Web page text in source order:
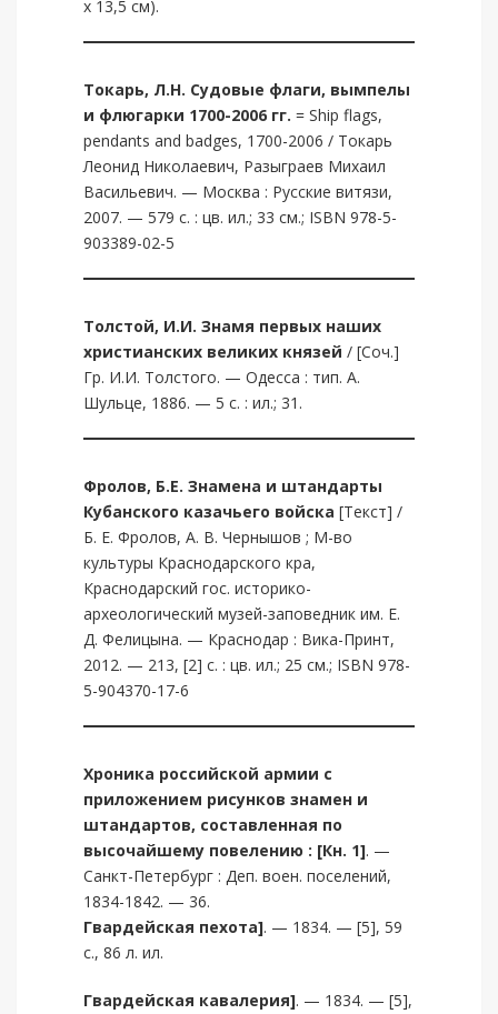
х 13,5 см).
Токарь, Л.Н. Судовые флаги, вымпелы
и флюгарки 1700-2006 гг. = Ship flags,
pendants and badges, 1700-2006 / Токарь
Леонид Николаевич, Разыграев Михаил
Васильевич. — Москва : Русские витязи,
2007. — 579 с. : цв. ил.; 33 см.; ISBN 978-5-
903389-02-5
Толстой, И.И. Знамя первых наших
христианских великих князей / [Соч.]
Гр. И.И. Толстого. — Одесса : тип. А.
Шульце, 1886. — 5 с. : ил.; 31.
Фролов, Б.Е. Знамена и штандарты
Кубанского казачьего войска [Текст] /
Б. Е. Фролов, А. В. Чернышов ; М-во
культуры Краснодарского кра,
Краснодарский гос. историко-
археологический музей-заповедник им. Е.
Д. Фелицына. — Краснодар : Вика-Принт,
2012. — 213, [2] с. : цв. ил.; 25 см.; ISBN 978-
5-904370-17-6
Хроника российской армии с
приложением рисунков знамен и
штандартов, составленная по
высочайшему повелению : [Кн. 1]. —
Санкт-Петербург : Деп. воен. поселений,
1834-1842. — 36.
Гвардейская пехота]. — 1834. — [5], 59
с., 86 л. ил.
Гвардейская кавалерия]. — 1834. — [5],